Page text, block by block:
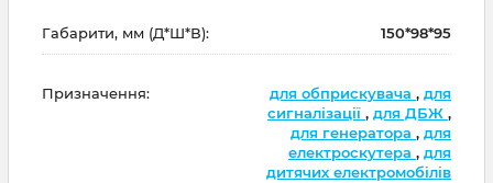
Габарити, мм (Д*Ш*В): 150*98*95
Призначення: для обприскувача , для
сигналізації , для ДБЖ ,
для генератора , для
електроскутера , для
дитячих електромобілів